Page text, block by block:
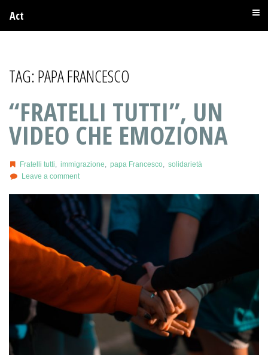
Act
TAG:PAPA FRANCESCO
“FRATELLI TUTTI”, UN
VIDEO CHE EMOZIONA
Fratelli tutti immigrazione papa Francesco
solidarietà
Leave a comment